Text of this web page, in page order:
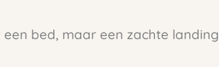
bed, maar een zachte landing